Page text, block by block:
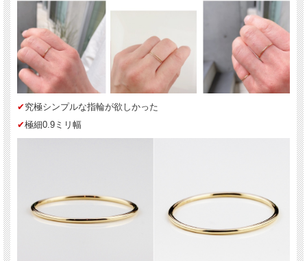
ほんの少ししっかり！究極の華奢リングといえばコレ
0.9ミリの金線からハンドメイドで1本1本丁寧に製作
✔︎究極シンプルな指輪が欲しかった
✔︎極細0.9ミリ幅